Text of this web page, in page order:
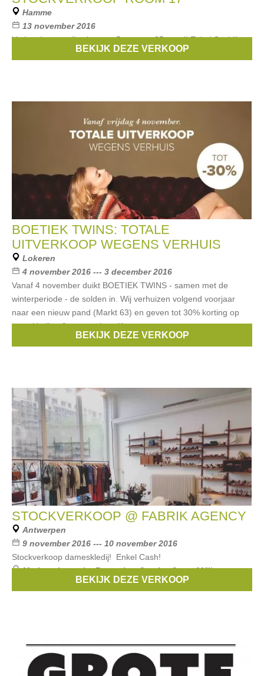
Hamme
13 november 2016
Vorige damescollecties aan 5 euro tot 35 euro!! Enkel Cash!!
,Ichi,Nümph,Grace&Mila,2ndone
BEKIJK DEZE VERKOOP
BOETIEK TWINS: TOTALE
UITVERKOOP WEGENS VERHUIS
Lokeren
4 november 2016 --- 3 december 2016
Vanaf 4 november duikt BOETIEK TWINS - samen met de
winterperiode - de solden in. Wij verhuizen volgend voorjaar
naar een nieuw pand (Markt 63) en geven tot 30% korting op
onze kleding & accessoires. Kom
Essentiel,CKS,Riverwoods,MAC
BEKIJK DEZE VERKOOP
STOCKVERKOOP @ FABRIK AGENCY
Antwerpen
9 november 2016 --- 10 november 2016
Stockverkoop dameskledij! Enkel Cash!
Merken:La petite Française,Sparkz,Grace&Mila,
Andy & Lucy , ...
BEKIJK DEZE VERKOOP